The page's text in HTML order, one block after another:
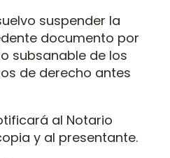
suspender la
documento por
subsanable de los
de derecho antes
al Notario
y al presentante.